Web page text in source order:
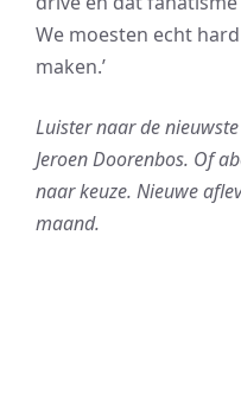
We moesten echt
maken.’
Luister naar de
Jeroen Doorenbos. Of
naar keuze. Nieuwe
maand.